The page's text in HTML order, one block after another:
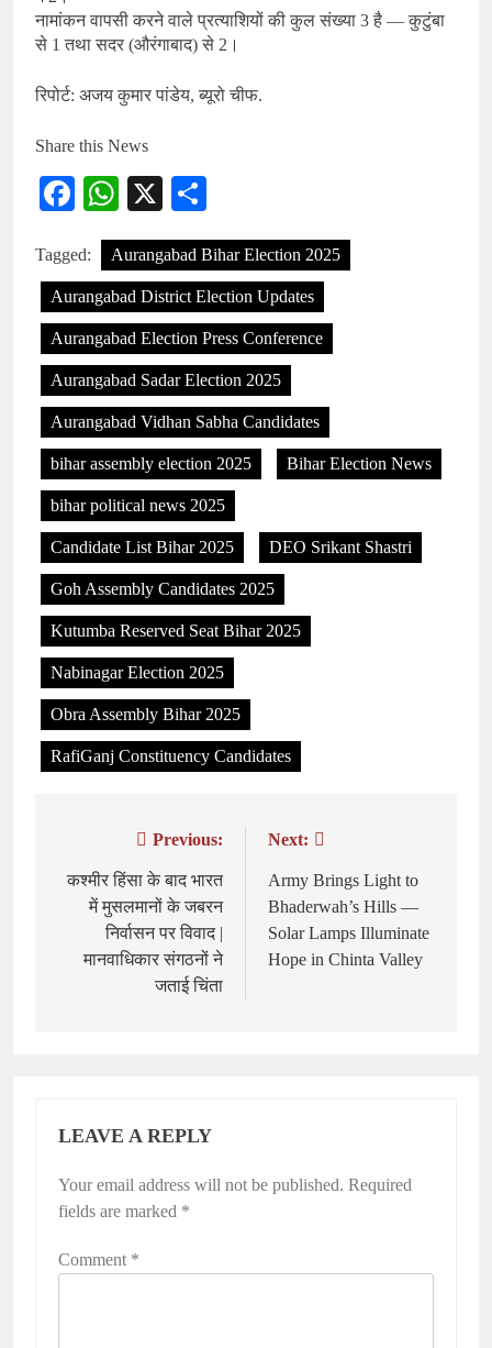
नामांकन वापसी करने वाले प्रत्याशियों की कुल संख्या 3 है — कुटुंबा
से 1 तथा सदर (औरंगाबाद) से 2।
रिपोर्ट: अजय कुमार पांडेय, ब्यूरो चीफ.
Share this News
Facebook
WhatsApp
X
Tagged: Aurangabad Bihar Election 2025
Aurangabad District Election Updates
Aurangabad Election Press Conference
Aurangabad Sadar Election 2025
Aurangabad Vidhan Sabha Candidates
bihar assembly election 2025 Bihar Election News
bihar political news 2025
Candidate List Bihar 2025 DEO Srikant Shastri
Goh Assembly Candidates 2025
Kutumba Reserved Seat Bihar 2025
Nabinagar Election 2025
Obra Assembly Bihar 2025
RafiGanj Constituency Candidates
navigation
Previous:
कश्मीर हिंसा के बाद भारत
में मुसलमानों के जबरन
निर्वासन पर विवाद |
मानवाधिकार संगठनों ने
जताई चिंता
Next:
Army Brings Light to
Bhaderwah’s Hills —
Solar Lamps Illuminate
Hope in Chinta Valley
LEAVE A REPLY
Your email address will not be published. Required
fields are marked *
Comment *